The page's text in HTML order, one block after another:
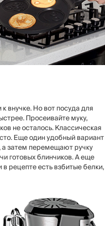
внучке. Но вот посуда для
Просеивайте муку,
не осталось. Классическая
Еще один удобный вариант
а затем перемещают ручку
готовых блинчиков. А еще
в рецепте есть взбитые белки,